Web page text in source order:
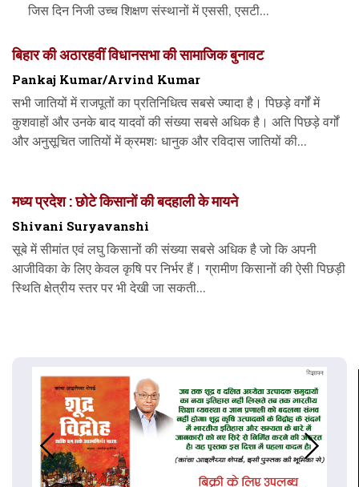
जिस दिन निजी उच्च शिक्षण संस्थानों में एससी, एसटी...
बिहार की अठारहवीं विधानसभा की सामाजिक बुनावट
Pankaj Kumar/Arvind Kumar
सभी जातियों में राजपूतों का प्रतिनिधित्व सबसे ज्यादा है। पिछड़े वर्गों में
कुशवाहों और उनके बाद यादवों की संख्या सबसे अधिक है। अति पिछड़े वर्गों
और अनुसूचित जातियों में क्रमशः धानुक और रविदास जातियों की...
मध्य प्रदेश : छोटे किसानों की बदहाली के मायने
Shivani Suryavanshi
सूबे में सीमांत एवं लघु किसानों की संख्या सबसे अधिक है जो कि अपनी
आजीविका के लिए केवल कृषि पर निर्भर हैं। ग्रामीण किसानों की ऐसी पिछड़ी
स्थिति क्षेत्रीय स्तर पर भी देखी जा सकती...